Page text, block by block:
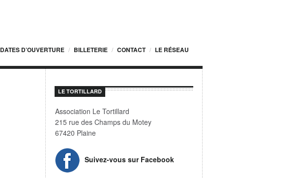
DATES D’OUVERTURE BILLETERIE CONTACT LE RÉSEAU
LE TORTILLARD
Association Le Tortillard
215 rue des Champs du Motey
67420 Plaine
Suivez-vous sur Facebook